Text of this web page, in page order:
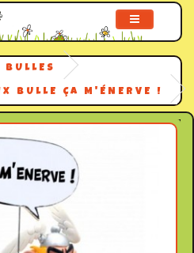
BULLES
BULLE ÇA M'ÉNERVE !